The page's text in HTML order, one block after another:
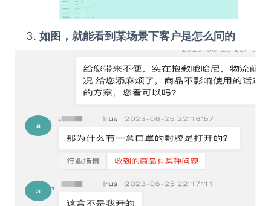
如图，就能看到某场景下客户是怎么问的